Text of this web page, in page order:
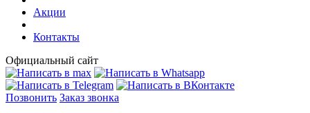
Акции
Контакты
Официальный сайт
Позвонить Заказ звонка